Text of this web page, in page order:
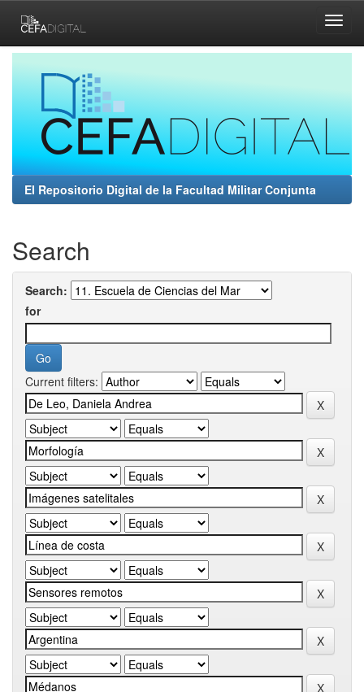
navigation
El Repositorio Digital de la Facultad Militar Conjunta
Search
Search:
for
Current filters: